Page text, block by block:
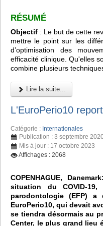
RÉSUMÉ
Objectif : Le but de cette
mettre le point sur les
d’optimisation des
efficacité clinique. Qu'elles
combine plusieurs
Lire la suite...
L'EuroPerio10
Catégorie : Internationales
Publication : 3 septembre
Mis à jour : 17 octobre 2023
Affichages : 2068
COPENHAGUE,
situation du COVID-
parodontologie (EFP)
EuroPerio10, qui devait
se tiendra désormais au
Center, le plus grand lieu